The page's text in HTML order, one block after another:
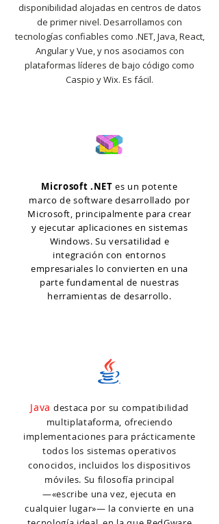
disponibilidad alojadas en centros de datos
de primer nivel. Desarrollamos con
tecnologías confiables como .NET, Java, React,
Angular y Vue, y nos asociamos con
plataformas líderes de bajo código como
Caspio y Wix. Es fácil.
Microsoft .NET es un potente
marco de software desarrollado por
Microsoft, principalmente para crear
y ejecutar aplicaciones en sistemas
Windows. Su versatilidad e
integración con entornos
empresariales lo convierten en una
parte fundamental de nuestras
herramientas de desarrollo.
Java destaca por su compatibilidad
multiplataforma, ofreciendo
implementaciones para prácticamente
todos los sistemas operativos
conocidos, incluidos los dispositivos
móviles. Su filosofía principal
—«escribe una vez, ejecuta en
cualquier lugar»— la convierte en una